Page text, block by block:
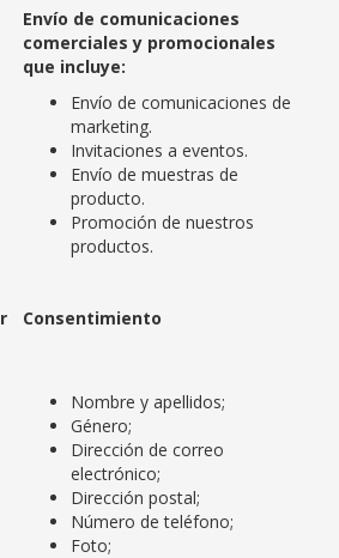
Envío de comunicaciones
comerciales y promocionales
que incluye:
Envío de comunicaciones de
marketing.
Invitaciones a eventos.
Envío de muestras de
producto.
Promoción de nuestros
productos.
Consentimiento
Nombre y apellidos;
Género;
Dirección de correo
electrónico;
Dirección postal;
Número de teléfono;
Foto;